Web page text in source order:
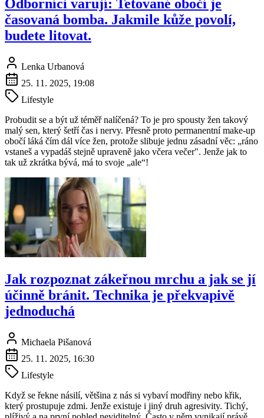
Odborníci varují: Tetované obočí je
časovaná bomba. Jakmile kůže povolí,
budete litovat.
Lenka Urbanová
25. 11. 2025, 19:08
Lifestyle
Probudit se a být už téměř nalíčená? To je pro spousty žen takový
malý sen, který šetří čas i nervy. Přesně proto permanentní make-up
obočí láká čím dál více žen, protože slibuje jednu zásadní věc: „ráno
vstaneš a vypadáš stejně upraveně jako včera večer". Jenže jak to
tak už zkrátka bývá, má to svoje „ale“!
Jak rozpoznat zákeřnou mrchu a jak se jí
účinně bránit. Technika je překvapivě
jednoduchá
Michaela Pišanová
25. 11. 2025, 16:30
Lifestyle
Když se řekne násilí, většina z nás si vybaví modřiny nebo křik,
který prostupuje zdmi. Jenže existuje i jiný druh agresivity. Tichý,